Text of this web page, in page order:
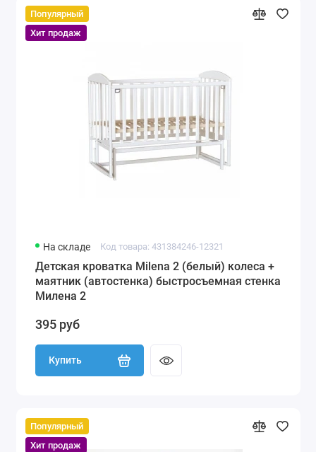
Популярный
Хит продаж
На складе Код товара: 431384246-12321
Детская кроватка Milena 2 (белый) колеса +
маятник (автостенка) быстросъемная стенка
Милена 2
395 руб
Купить
Популярный
Хит продаж